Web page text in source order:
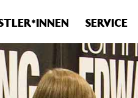
get_permalink(). in
SERVICE